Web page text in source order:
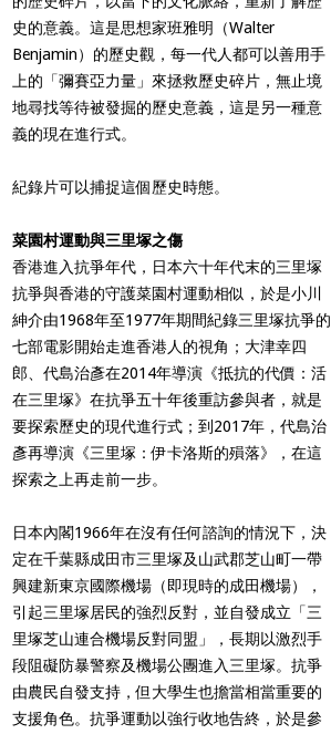
史的意義。這是思想家班雅明（Walter
Benjamin）的歷史觀，每一代人都可以善用手
上的「彌賽亞力量」來拯救歷史碎片，無止境
地尋找等待被發掘的歷史意義，這是另一種意
義的現在進行式。
紀錄片可以捕捉這個歷史時態。
菜園村運動與三里塚之傷
香港進入抗爭年代，日本六十年代末的三里塚
抗爭與香港的守護菜園村運動相似，於是小川
紳介由1968年至1977年期間紀錄三里塚抗爭的
七部電影開始走進香港人的視角；大津幸四
郎、代島治彥在2014年導演《抵抗的代價：活
在三里塚》在抗爭五十年後重訪參與者，就是
要探索歷史的現代進行式；到2017年，代島治
彥再導演《三里塚：伊卡洛斯的殞落》，在這
探索之上再走前一步。
日本內閣1966年在沒有任何諮詢的情況下，決
定在千葉縣成田市三里塚及山武郡芝山町一帶
興建新東京國際機場（即現時的成田機場），
引起三里塚居民的強烈反對，並自發成立「三
里塚芝山連合機場反對同盟」，長期以激烈手
段阻礙防暴警察及機場公團進入三里塚。抗爭
由農民自發支持，但大學生也擔當相當重要的
支援角色。抗爭運動以強行收地告終，於是參